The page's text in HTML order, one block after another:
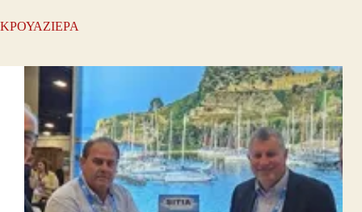
ΚΡΟΥΑΖΙΕΡΑ